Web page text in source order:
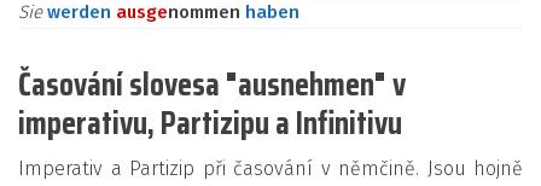
Siewerden ausgenommen haben
Časování slovesa "ausnehmen" v
imperativu, Partizipu a Infinitivu
Imperativ a Partizip při časování v němčině. Jsou hojně